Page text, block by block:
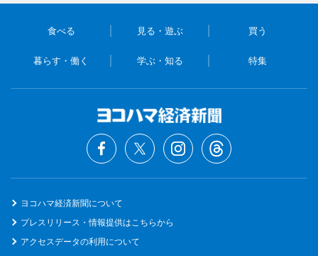
食べる 見る・遊ぶ 買う
暮らす・働く 学ぶ・知る 特集
ヨコハマ経済新聞について
プレスリリース・情報提供はこちらから
アクセスデータの利用について